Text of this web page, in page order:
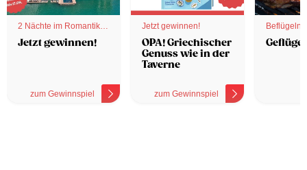
2 Nächte im Romantik
Hotel
Jetzt gewinnen!
zum Gewinnspiel
Jetzt gewinnen!
OPA! Griechischer
Genuss wie in der
Taverne
zum Gewinnspiel